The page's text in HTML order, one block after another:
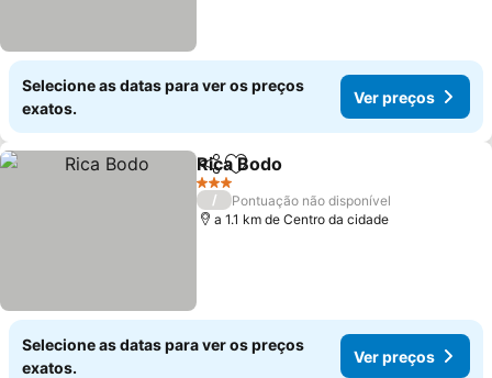
Selecione as datas para ver os preços
exatos.
Ver preços
PartilharAdicionar aos favoritos
Rica Bodo
3 Estrelas
/
Pontuação não disponível
a 1.1 km de Centro da cidade
Selecione as datas para ver os preços
exatos.
Ver preços